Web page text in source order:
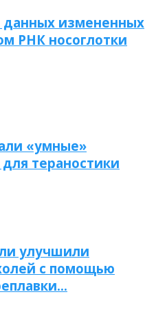
данных измененных
РНК носоглотки
«умные»
тераностики
улучшили
с помощью